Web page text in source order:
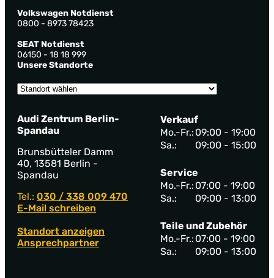
Volkswagen Notdienst
0800 - 8973 78423
SEAT Notdienst
06150 - 18 18 999
Unsere Standorte
Audi Zentrum Berlin-
Spandau
Brunsbütteler Damm
40, 13581 Berlin -
Spandau
Tel.: 030 / 338 009 470
E-Mail schreiben
Standort anzeigen
Ansprechpartner
Verkauf
Mo.-Fr.: 09:00 - 19:00
Sa.:
09:00 - 15:00
Service
Mo.-Fr.: 07:00 - 19:00
Sa.:
09:00 - 13:00
Teile und Zubehör
Mo.-Fr.: 07:00 - 19:00
Sa.:
09:00 - 13:00